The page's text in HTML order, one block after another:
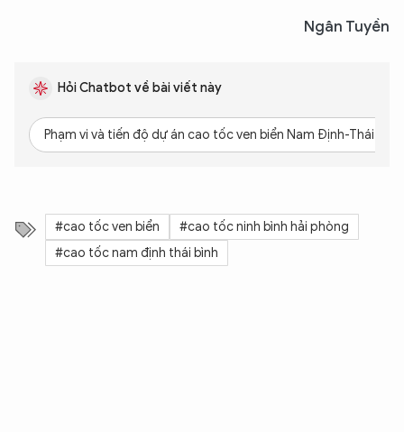
Ngân Tuyền
Hỏi Chatbot về bài viết này
Phạm vi và tiến độ dự án cao tốc ven biển Nam Định-Thái
#cao tốc ven biển
#cao tốc ninh bình hải phòng
#cao tốc nam định thái bình